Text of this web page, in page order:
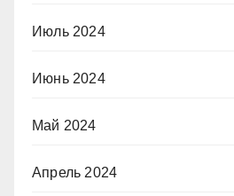
Июль 2024
Июнь 2024
Май 2024
Апрель 2024